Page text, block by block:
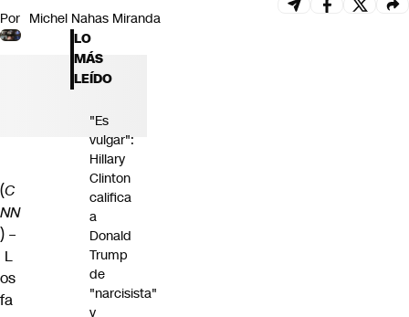
Por Michel Nahas Miranda
(C
NN
) –
L
os
fa
LO
MÁS
LEÍDO
"Es
vulgar":
Hillary
Clinton
califica
a
Donald
Trump
de
"narcisista"
y